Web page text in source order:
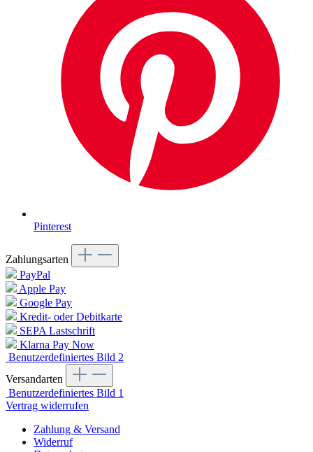
Pinterest
Zahlungsarten
PayPal
Apple Pay
Google Pay
Kredit- oder Debitkarte
SEPA Lastschrift
Klarna Pay Now
Benutzerdefiniertes Bild 2
Versandarten
Benutzerdefiniertes Bild 1
Vertrag widerrufen
Zahlung & Versand
Widerruf